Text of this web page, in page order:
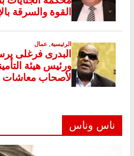
ناس وناس